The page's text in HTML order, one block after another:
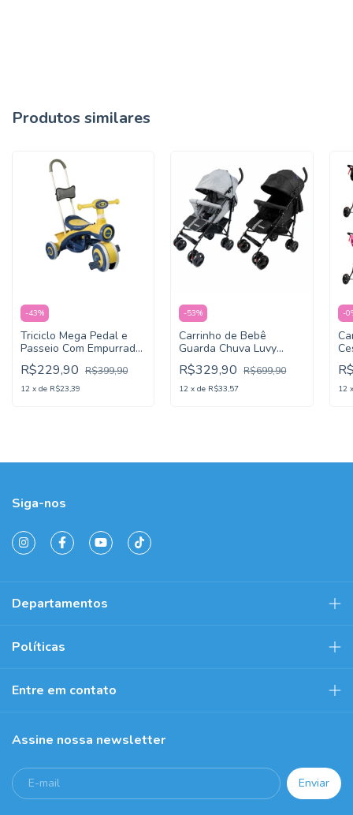
Produtos similares
-43%
Triciclo Mega Pedal e
Passeio Com Empurrador
Luz e Som - KaBaby
R$229,90 R$399,90
12 x de R$23,39
-53%
Carrinho de Bebê
Guarda Chuva Luvy
Reclinável Com Cesto E
Capota
R$329,90 R$699,90
12 xde R$33,57
-0
12
Siga-nos
Departamentos
Políticas
Entre em contato
Assine nossa newsletter